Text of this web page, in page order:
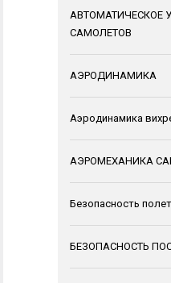
АВТОМАТИЧЕСКОЕ
САМОЛЕТОВ
АЭРОДИНАМИКА
Аэродинамика
АЭРОМЕХАНИКА
Безопасность
БЕЗОПАСНОСТЬ